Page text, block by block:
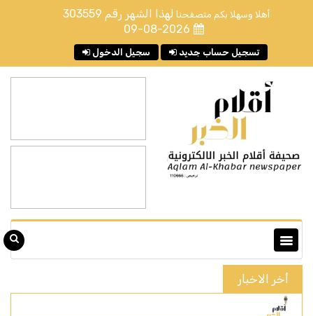
أهلا وسهلا بكم متصفحنا لهذا الشهر رقم 303559
09-08-2026
سجيل الدخول تسجيل حساب جديد
أخر الاخبار